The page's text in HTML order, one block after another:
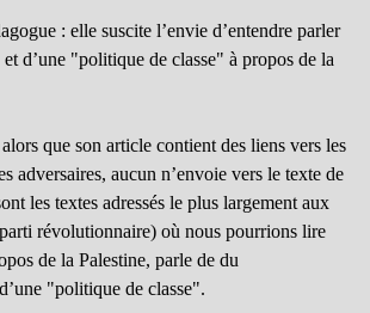
: elle suscite l’envie d’entendre parler
d’une "politique de classe" à propos de la
que son article contient des liens vers les
adversaires, aucun n’envoie vers le texte de
les textes adressés le plus largement aux
révolutionnaire) où nous pourrions lire
de la Palestine, parle de du
"politique de classe".